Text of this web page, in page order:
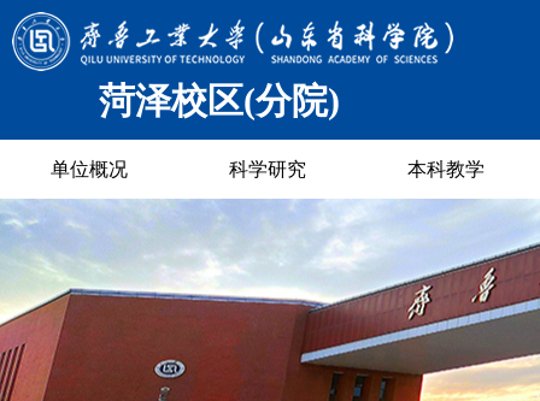
菏泽校区(分院)
单位概况 科学研究 本科教学